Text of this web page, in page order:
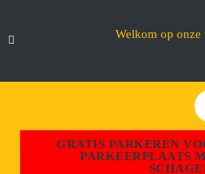
Welkom op onze
GRATIS PARKEREN
PARKEERPLAATS